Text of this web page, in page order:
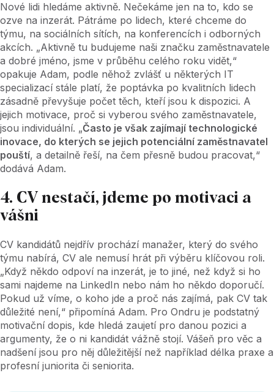
Nové lidi hledáme aktivně. Nečekáme jen na to, kdo se
ozve na inzerát. Pátráme po lidech, které chceme do
týmu, na sociálních sítích, na konferencích i odborných
akcích. „Aktivně tu budujeme naši značku zaměstnavatele
a dobré jméno, jsme v průběhu celého roku vidět,“
opakuje Adam, podle něhož zvlášť u některých IT
specializací stále platí, že poptávka po kvalitních lidech
zásadně převyšuje počet těch, kteří jsou k dispozici. A
jejich motivace, proč si vyberou svého zaměstnavatele,
jsou individuální. „Často je však zajímají technologické
inovace, do kterých se jejich potenciální zaměstnavatel
pouští, a detailně řeší, na čem přesně budou pracovat,“
dodává Adam.
4. CV nestačí, jdeme po motivaci a
vášni
CV kandidátů nejdřív prochází manažer, který do svého
týmu nabírá, CV ale nemusí hrát při výběru klíčovou roli.
„Když někdo odpoví na inzerát, je to jiné, než když si ho
sami najdeme na LinkedIn nebo nám ho někdo doporučí.
Pokud už víme, o koho jde a proč nás zajímá, pak CV tak
důležité není,“ připomíná Adam. Pro Ondru je podstatný
motivační dopis, kde hledá zaujetí pro danou pozici a
argumenty, že o ni kandidát vážně stojí. Vášeň pro věc a
nadšení jsou pro něj důležitější než například délka praxe a
profesní juniorita či seniorita.